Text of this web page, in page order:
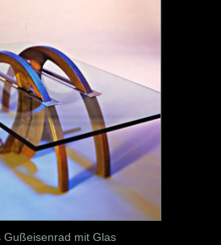
Gußeisenrad mit Glas